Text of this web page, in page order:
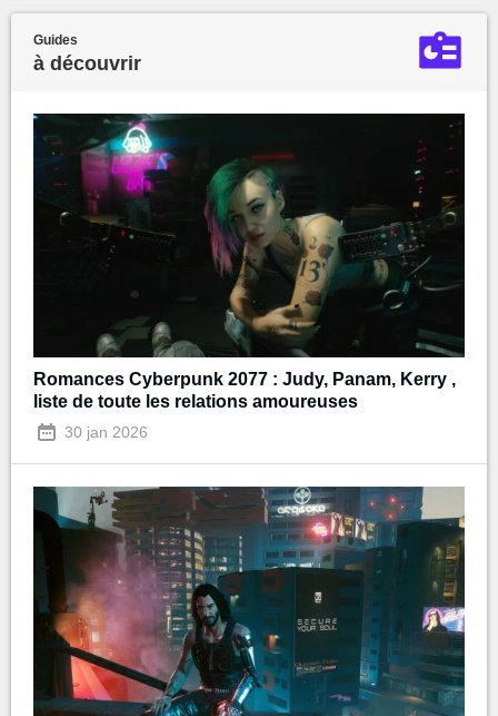
Guides
à découvrir
Romances Cyberpunk 2077 : Judy, Panam, Kerry ,
liste de toute les relations amoureuses
30 jan 2026